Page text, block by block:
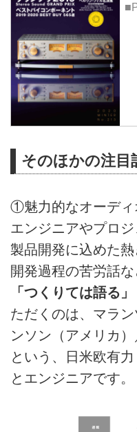
そのほかの注目
①魅力的なオーディ
エンジニアやプロジ
製品開発に込めた熱
開発過程の苦労話
「つくりては語る」
ただくのは、マラ
ンソン（アメリカ）
という、日米欧有
とエンジニアです。